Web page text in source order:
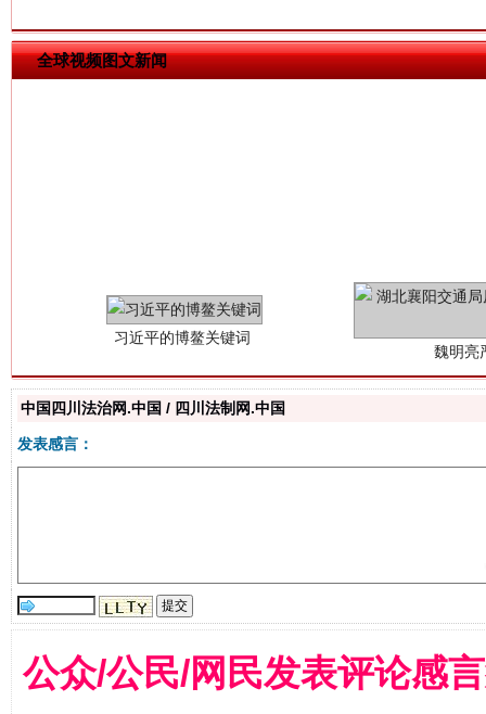
全球视频图文新闻
中国四川法治网.中国 / 四川法制网.中国
发表感言：
公众/公民/网民发表评论感